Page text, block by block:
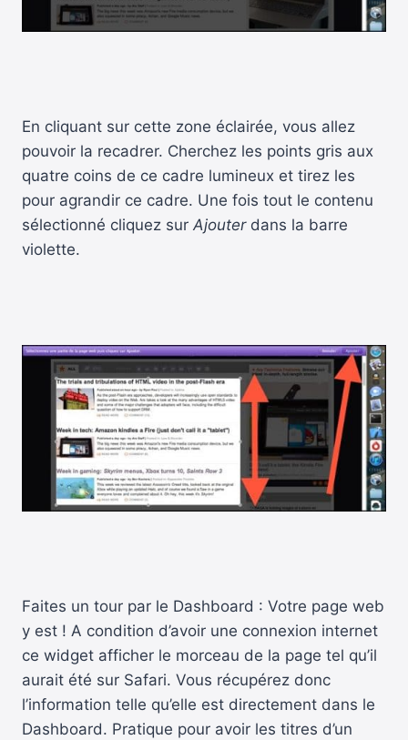
En cliquant sur cette zone éclairée, vous allez
pouvoir la recadrer. Cherchez les points gris aux
quatre coins de ce cadre lumineux et tirez les
pour agrandir ce cadre. Une fois tout le contenu
sélectionné cliquez sur Ajouterdans la barre
violette.
Faites un tour par le Dashboard : Votre page web
y est ! A condition d’avoir une connexion internet
ce widget afficher le morceau de la page tel qu’il
aurait été sur Safari. Vous récupérez donc
l’information telle qu’elle est directement dans le
Dashboard. Pratique pour avoir les titres d’un